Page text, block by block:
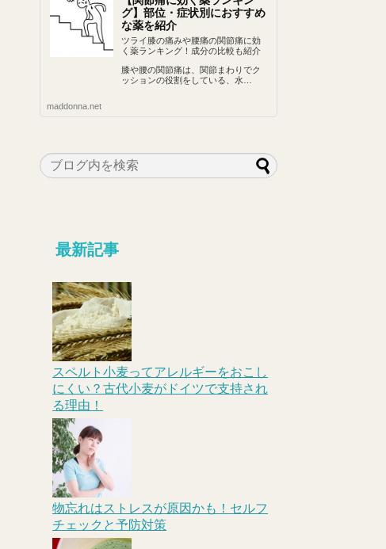
グ】部位・症状別におすすめ
な薬を紹介
ツライ膝の痛みや腰痛の関節痛に効
く薬ランキング！成分の比較も紹介
膝や腰の関節痛は、関節まわりでク
ッションの役割をしている、水…
maddonna.net
最新記事
スペルト小麦ってアレルギーをおこし
にくい？古代小麦がドイツで支持され
る理由！
物忘れはストレスが原因かも！セルフ
チェックと予防対策